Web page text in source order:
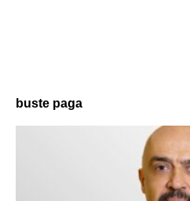
buste paga